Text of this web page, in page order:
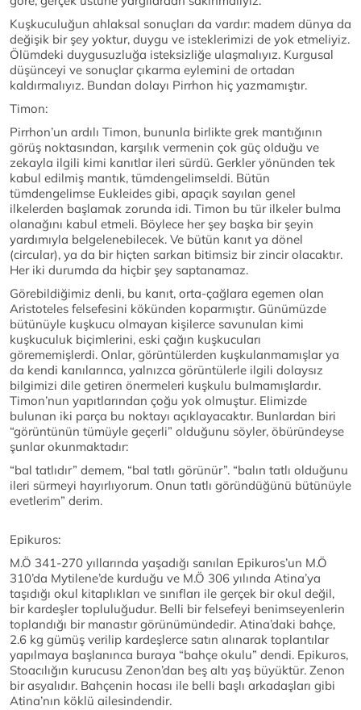
Kuşkuculuğun ahlaksal sonuçları da vardır: madem dünya da
değişik bir şey yoktur, duygu ve isteklerimizi de yok etmeliyiz.
Ölümdeki duygusuzluğa isteksizliğe ulaşmalıyız. Kurgusal
düşünceyi ve sonuçlar çıkarma eylemini de ortadan
kaldırmalıyız. Bundan dolayı Pirrhon hiç yazmamıştır.
Timon:
Pirrhon’un ardılı Timon, bununla birlikte grek mantığının
görüş noktasından, karşılık vermenin çok güç olduğu ve
zekayla ilgili kimi kanıtlar ileri sürdü. Gerkler yönünden tek
kabul edilmiş mantık, tümdengelimseldi. Bütün
tümdengelimse Eukleides gibi, apaçık sayılan genel
ilkelerden başlamak zorunda idi. Timon bu tür ilkeler bulma
olanağını kabul etmeli. Böylece her şey başka bir şeyin
yardımıyla belgelenebilecek. Ve bütün kanıt ya dönel
(circular), ya da bir hiçten sarkan bitimsiz bir zincir olacaktır.
Her iki durumda da hiçbir şey saptanamaz.
Görebildiğimiz denli, bu kanıt, orta-çağlara egemen olan
Aristoteles felsefesini kökünden koparmıştır. Günümüzde
bütünüyle kuşkucu olmayan kişilerce savunulan kimi
kuşkuculuk biçimlerini, eski çağın kuşkucuları
görememişlerdi. Onlar, görüntülerden kuşkulanmamışlar ya
da kendi kanılarınca, yalnızca görüntülerle ilgili dolaysız
bilgimizi dile getiren önermeleri kuşkulu bulmamışlardır.
Timon’nun yapıtlarından çoğu yok olmuştur. Elimizde
bulunan iki parça bu noktayı açıklayacaktır. Bunlardan biri
“görüntünün tümüyle geçerli” olduğunu söyler, öbüründeyse
şunlar okunmaktadır:
“bal tatlıdır” demem, “bal tatlı görünür”. “balın tatlı olduğunu
ileri sürmeyi hayırlıyorum. Onun tatlı göründüğünü bütünüyle
evetlerim” derim.
Epikuros:
M.Ö 341-270 yıllarında yaşadığı sanılan Epikuros’un M.Ö
310’da Mytilene’de kurduğu ve M.Ö 306 yılında Atina’ya
taşıdığı okul kitaplıkları ve sınıfları ile gerçek bir okul değil,
bir kardeşler topluluğudur. Belli bir felsefeyi benimseyenlerin
toplandığı bir manastır görünümündedir. Atina’daki bahçe,
2.6 kg gümüş verilip kardeşlerce satın alınarak toplantılar
yapılmaya başlanınca buraya “bahçe okulu” dendi. Epikuros,
Stoacılığın kurucusu Zenon’dan beş altı yaş büyüktür. Zenon
bir asyalıdır. Bahçenin hocası ile belli başlı arkadaşları gibi
Atina’nın köklü ailesindendir.